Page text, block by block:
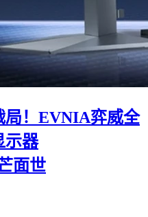
局！EVNIA弈威全
示器
面世